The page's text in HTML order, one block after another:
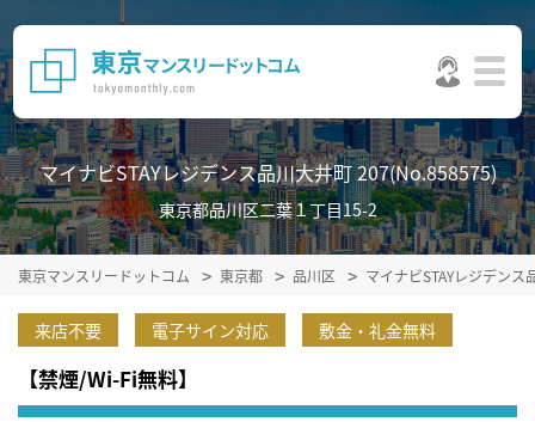
マイナビSTAYレジデンス品川大井町 207(No.858575)
東京都品川区二葉１丁目15-2
東京マンスリードットコム 東京都 品川区 マイナビSTAYレジデン
来店不要 電子サイン対応 敷金・礼金無料
【禁煙/Wi-Fi無料】